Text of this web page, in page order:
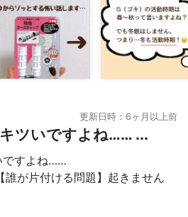
更新日時：6ヶ月以上前
ツいですよね…… ...
ですよね……
誰が片付ける問題】起きません